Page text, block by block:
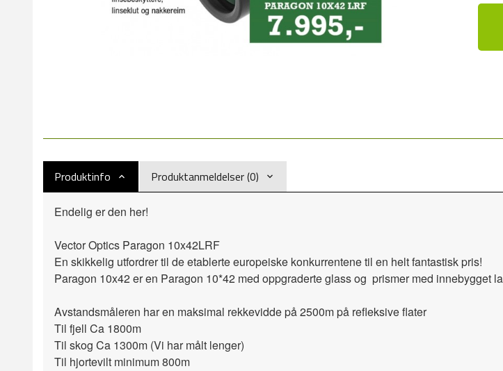
Produktinfo Produktanmeldelser (0)
Endelig er den her!
Vector Optics Paragon 10x42LRF
En skikkelig utfordrer til de etablerte europeiske konkurrentene til en helt fantastisk pris!
Paragon 10x42 er en Paragon 10*42 med oppgraderte glass og prismer med innebygget
Avstandsmåleren har en maksimal rekkevidde på 2500m på refleksive flater
Til fjell Ca 1800m
Til skog Ca 1300m (Vi har målt lenger)
Til hjortevilt minimum 800m